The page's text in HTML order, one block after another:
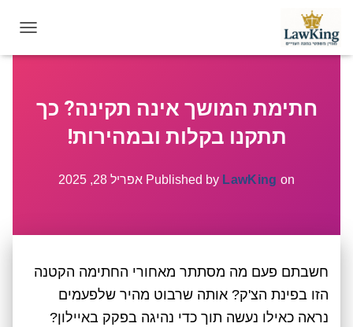
O
T
חתימת המושך אינה תקינה? כך
תתקנו בקלות ובמהירות!
Published by LawKing on אפריל 28, 2025
חשבתם פעם מה מסתתר מאחורי החתימה הקטנה
הזו בפינת הצ'ק? אותה שרבוט מהיר שלפעמים
נראה כאילו נעשה תוך כדי נהיגה בפקק באיילון?